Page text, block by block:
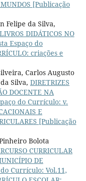
MUNDOS [Publicação
Felipe da Silva,
DIDÁTICOS NO
Espaço do
criações e
Carlos Augusto
Silva, DIRETRIZES
DOCENTE NA
do Currículo: v.
E
[Publicação
Bolota
CURRICULAR
DE
Currículo: Vol.11,